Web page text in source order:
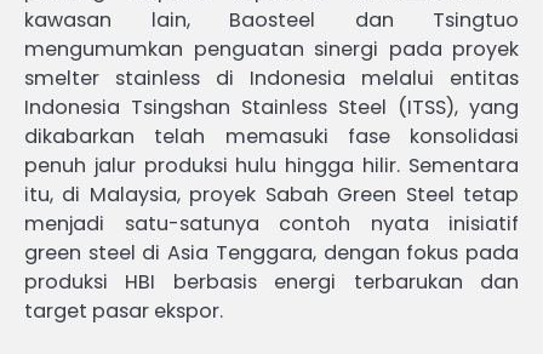
kawasan lain, Baosteel dan Tsingtuo
mengumumkan penguatan sinergi pada proyek
smelter stainless di Indonesia melalui entitas
Indonesia Tsingshan Stainless Steel (ITSS), yang
dikabarkan telah memasuki fase konsolidasi
penuh jalur produksi hulu hingga hilir. Sementara
itu, di Malaysia, proyek Sabah Green Steel tetap
menjadi satu-satunya contoh nyata inisiatif
green steel di Asia Tenggara, dengan fokus pada
produksi HBI berbasis energi terbarukan dan
target pasar ekspor.